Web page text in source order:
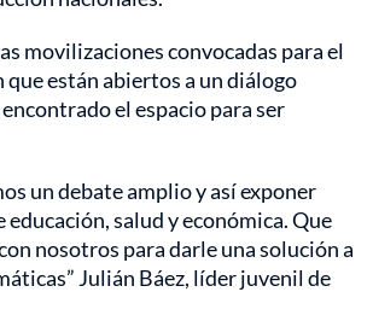
movilizaciones convocadas para el
que están abiertos a un diálogo
el espacio para ser
un debate amplio y así exponer
educación, salud y económica. Que
nosotros para darle una solución a
Julián Báez, líder juvenil de